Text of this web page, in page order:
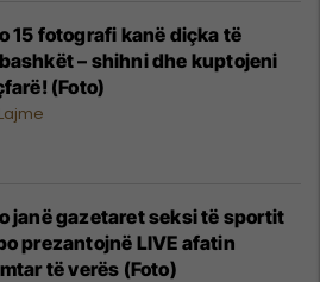
15 fotografi kanë diçka të
– shihni dhe kuptojeni
(Foto)
janë gazetaret seksi të sportit
prezantojnë LIVE afatin
të verës (Foto)